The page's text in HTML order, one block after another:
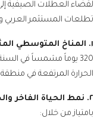
لقضاء العطلات الصيفية
تطلعات المستثمر العربي
١. المناخ المتوسطي المثالي والهروب من حر الصيف
320 يوماً مشمساً في
الحرارة المرتفعة في
٢. نمط الحياة الفاخر والخدمات العالمية (Luxury Lifestyle)
بامتياز من خلال: